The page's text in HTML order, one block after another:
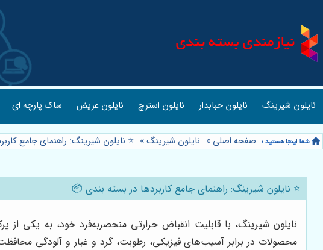
نایلون شیرینگ نایلون حبابدار نایلون استرچ نایلون عریض ساک پارچه ای
صفحه اصلی » نایلون شیرینگ» ⭐️ نایلون شیرینگ: راهنمای جامع
⭐️ نایلون شیرینگ: راهنمای جامع کاربردها در بسته بندی 📦
نایلون شیرینگ، با قابلیت انقباض حرارتی منحصربه‌فرد خود، به یکی
محصولات در برابر آسیب‌های فیزیکی، رطوبت، گرد و غبار و آلودگی